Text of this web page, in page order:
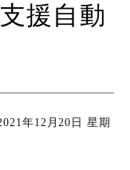
援自動
年12月20日 星期